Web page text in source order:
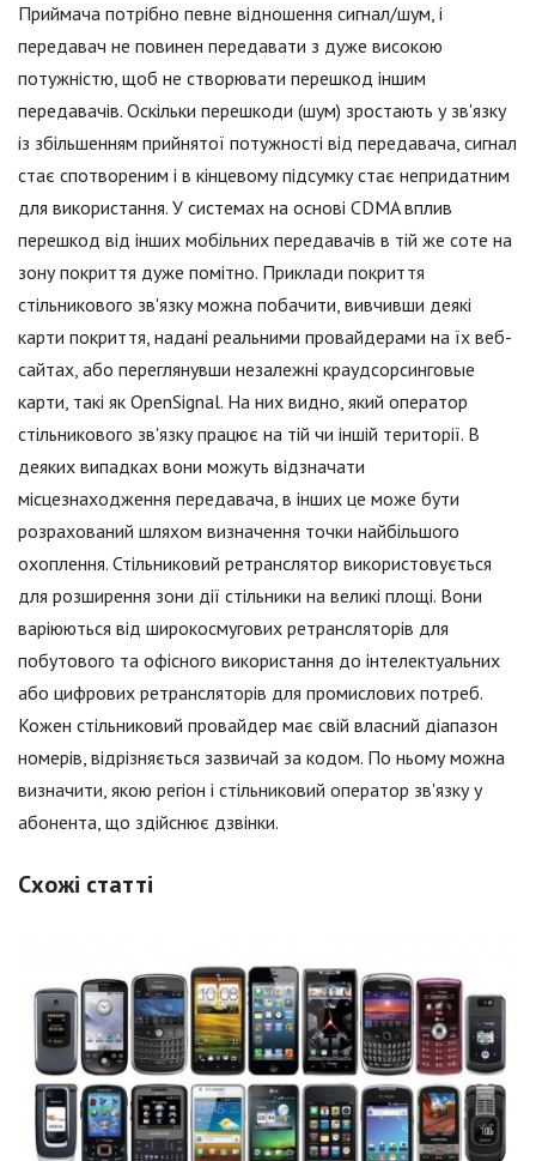
Приймача потрібно певне відношення сигнал/шум, і
передавач не повинен передавати з дуже високою
потужністю, щоб не створювати перешкод іншим
передавачів. Оскільки перешкоди (шум) зростають у зв'язку
із збільшенням прийнятої потужності від передавача, сигнал
стає спотвореним і в кінцевому підсумку стає непридатним
для використання. У системах на основі CDMA вплив
перешкод від інших мобільних передавачів в тій же соте на
зону покриття дуже помітно. Приклади покриття
стільникового зв'язку можна побачити, вивчивши деякі
карти покриття, надані реальними провайдерами на їх веб-
сайтах, або переглянувши незалежні краудсорсинговые
карти, такі як OpenSignal. На них видно, який оператор
стільникового зв'язку працює на тій чи іншій території. В
деяких випадках вони можуть відзначати
місцезнаходження передавача, в інших це може бути
розрахований шляхом визначення точки найбільшого
охоплення. Стільниковий ретранслятор використовується
для розширення зони дії стільники на великі площі. Вони
варіюються від широкосмугових ретрансляторів для
побутового та офісного використання до інтелектуальних
або цифрових ретрансляторів для промислових потреб.
Кожен стільниковий провайдер має свій власний діапазон
номерів, відрізняється зазвичай за кодом. По ньому можна
визначити, якою регіон і стільниковий оператор зв'язку у
абонента, що здійснює дзвінки.
Схожі статті